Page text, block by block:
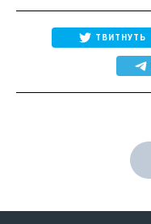
ТВИТНУТЬ